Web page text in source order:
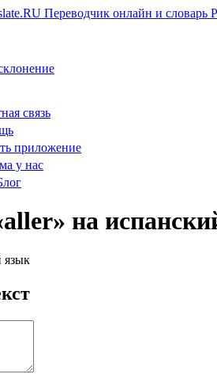
связь
приложение
у нас
на
язык